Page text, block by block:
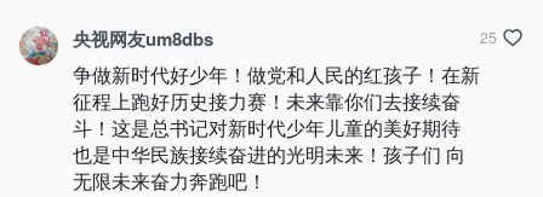
央视网友um8dbs
争做新时代好少年！做党和人民的红孩子！在新
征程上跑好历史接力赛！未来靠你们去接续奋
斗！这是总书记对新时代少年儿童的美好期待
也是中华民族接续奋进的光明未来！孩子们 向
无限未来奋力奔跑吧！
25